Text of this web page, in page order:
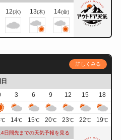
12(水) 13(木) 14(金)
詳しくみる
3 6 9 12 15
18
℃ 14℃ 15℃ 20℃ 23℃ 22℃ 19℃
日間先までの天気予報を見る